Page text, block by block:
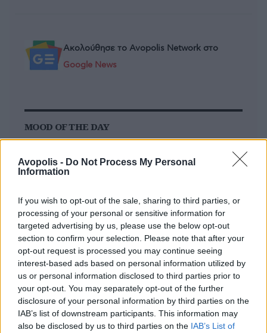
Avopolis - Do Not Process My Personal
Information
If you wish to opt-out of the sale, sharing to third parties, or
processing of your personal or sensitive information for
targeted advertising by us, please use the below opt-out
section to confirm your selection. Please note that after your
opt-out request is processed you may continue seeing
interest-based ads based on personal information utilized by
us or personal information disclosed to third parties prior to
your opt-out. You may separately opt-out of the further
disclosure of your personal information by third parties on the
IAB’s list of downstream participants. This information may
also be disclosed by us to third parties on the IAB’s List of
Ακολούθησε το Avopolis Network στο
Google News
MOOD OF THE DAY
κυριολεκτικά. Ο Άντονι Χόπκινς
και κυκλοφορεί το 1ο του
άλμπουμ με ορχηστρικές συνθέσεις και τίτλο:
Life Is A Dream. Φυσικά και είναι Άντονι...
Μάκης Μηλάτος